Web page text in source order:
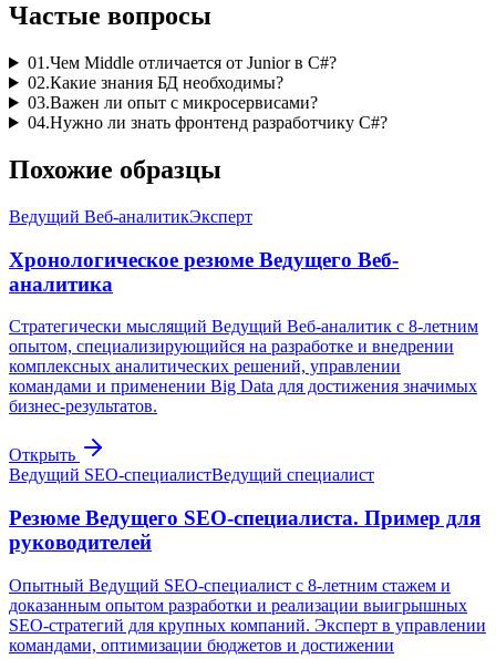
Частые вопросы
01 .Чем Middle отличается от Junior в C#?
02.Какие знания БД необходимы?
03.Важен ли опыт с микросервисами?
04.Нужно ли знать фронтенд разработчику C#?
Похожие образцы
Ведущий Веб-аналитикЭксперт
Хронологическое резюме Ведущего Веб-
аналитика
Стратегически мыслящий Ведущий Веб-аналитик с 8-летним
опытом, специализирующийся на разработке и внедрении
комплексных аналитических решений, управлении
командами и применении Big Data для достижения значимых
бизнес-результатов.
Открыть
Ведущий SEO-специалистВедущий специалист
Резюме Ведущего SEO-специалиста. Пример для
руководителей
Опытный Ведущий SEO-специалист с 8-летним стажем и
доказанным опытом разработки и реализации выигрышных
SEO-стратегий для крупных компаний. Эксперт в управлении
командами, оптимизации бюджетов и достижении